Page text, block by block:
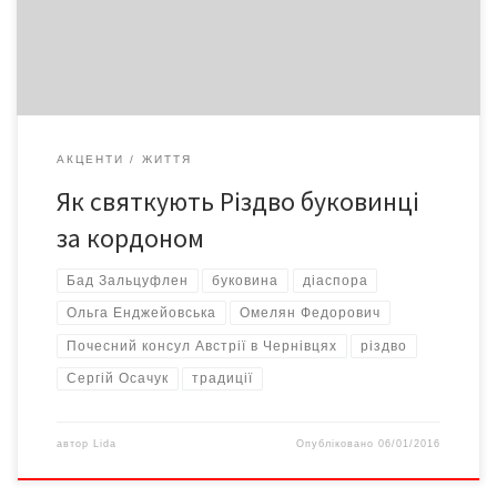
АКЦЕНТИ ЖИТТЯ
Як святкують Різдво буковинці
за кордоном
Бад Зальцуфлен буковина діаспора
Ольга Енджейовська Омелян Федорович
Почесний консул Австрії в Чернівцях різдво
Сергій Осачук традиції
автор Lida Опубліковано06/01/2016